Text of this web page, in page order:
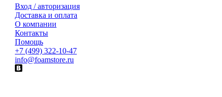
Вход / авторизация
Доставка и оплата
О компании
Контакты
Помощь
+7 (499) 322-10-47
info@foamstore.ru